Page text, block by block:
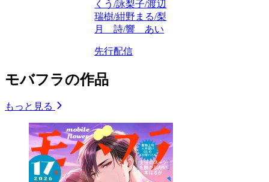
くう/詠梨子/渡辺
瑞樹/紺野まる/梨
月 詩/響 あい
先行配信
モバフラの作品
もっと見る